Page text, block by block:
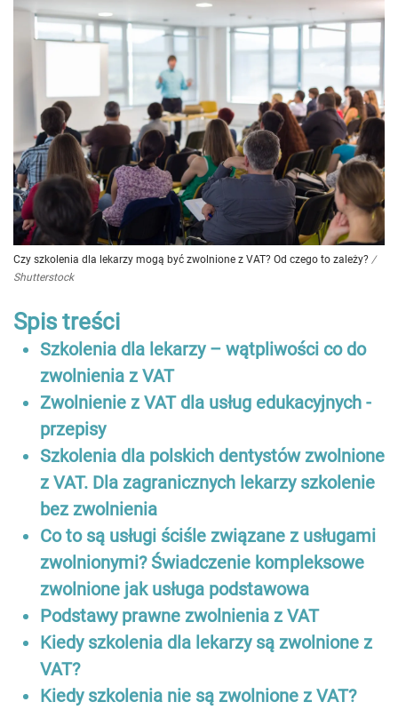
Czy szkolenia dla lekarzy mogą być zwolnione z VAT? Od czego to zależy? /
Shutterstock
Spis treści
Szkolenia dla lekarzy – wątpliwości co do
zwolnienia z VAT
Zwolnienie z VAT dla usług edukacyjnych -
przepisy
Szkolenia dla polskich dentystów zwolnione
z VAT. Dla zagranicznych lekarzy szkolenie
bez zwolnienia
Co to są usługi ściśle związane z usługami
zwolnionymi? Świadczenie kompleksowe
zwolnione jak usługa podstawowa
Podstawy prawne zwolnienia z VAT
Kiedy szkolenia dla lekarzy są zwolnione z
VAT?
Kiedy szkolenia nie są zwolnione z VAT?